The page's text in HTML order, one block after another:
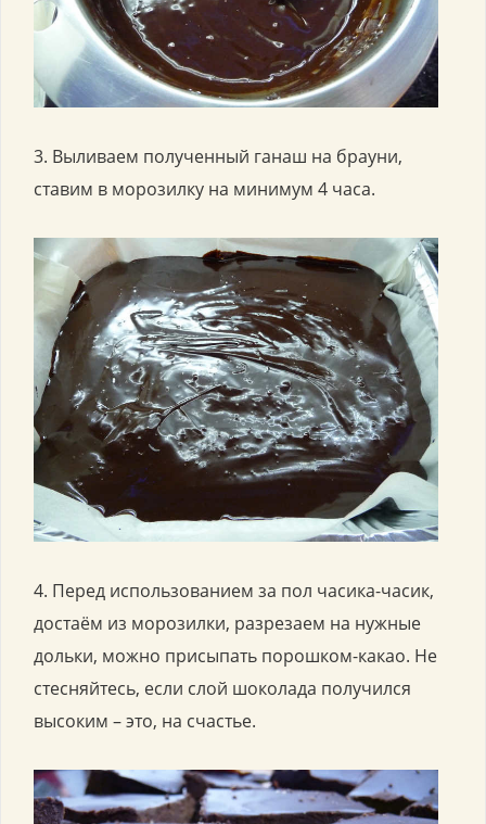
3. Выливаем полученный ганаш на брауни,
ставим в морозилку на минимум 4 часа.
4. Перед использованием за пол часика-часик,
достаём из морозилки, разрезаем на нужные
дольки, можно присыпать порошком-какао. Не
стесняйтесь, если слой шоколада получился
высоким – это, на счастье.